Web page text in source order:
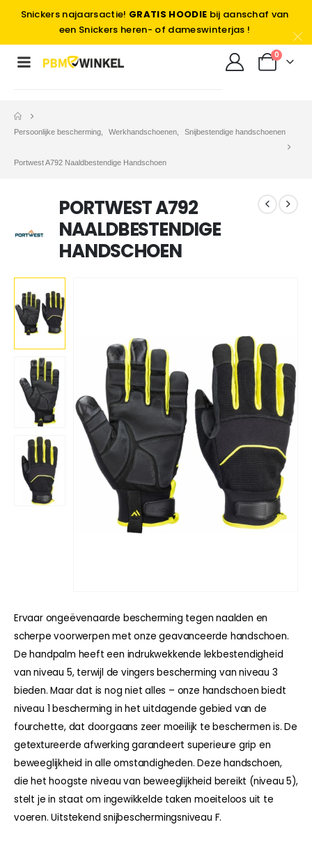
Snickers najaarsactie! GRATIS HOODIE bij aanschaf van
een Snickers heren- of dameswinterjas !
0
Persoonlijke bescherming Werkhandschoenen Snijbestendige handschoenen
Portwest A792 Naaldbestendige Handschoen
PORTWEST A792
NAALDBESTENDIGE
HANDSCHOEN
Ervaar ongeëvenaarde bescherming tegen naalden en
scherpe voorwerpen met onze geavanceerde handschoen.
De handpalm heeft een indrukwekkende lekbestendigheid
van niveau 5, terwijl de vingers bescherming van niveau 3
bieden. Maar dat is nog niet alles – onze handschoen biedt
niveau 1 bescherming in het uitdagende gebied van de
fourchette, dat doorgaans zeer moeilijk te beschermen is. De
getextureerde afwerking garandeert superieure grip en
beweeglijkheid in alle omstandigheden. Deze handschoen,
die het hoogste niveau van beweeglijkheid bereikt (niveau 5),
stelt je in staat om ingewikkelde taken moeiteloos uit te
voeren. Uitstekend snijbeschermingsniveau F.